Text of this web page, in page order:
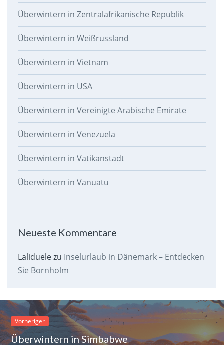
Überwintern in Zentralafrikanische Republik
Überwintern in Weißrussland
Überwintern in Vietnam
Überwintern in USA
Überwintern in Vereinigte Arabische Emirate
Überwintern in Venezuela
Überwintern in Vatikanstadt
Überwintern in Vanuatu
Neueste Kommentare
Laliduelezu Inselurlaub in Dänemark – Entdecken
Sie Bornholm
Vorheriger
Überwintern in Simbabwe